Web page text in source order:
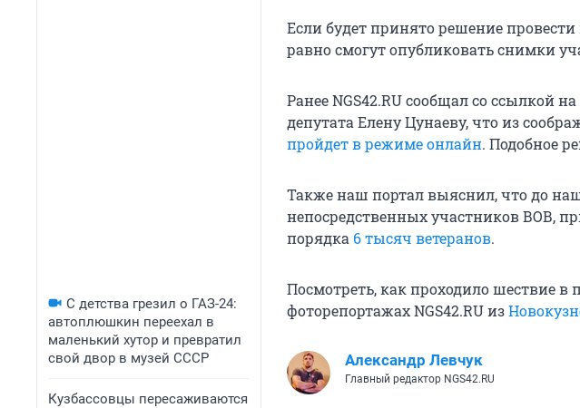
С детства грезил о ГАЗ-24:
автоплюшкин переехал в
маленький хутор и превратил
свой двор в музей СССР
Кузбассовцы пересаживаются
Если будет принято решение
равно смогут опубликовать снимки
Ранее NGS42.RU сообщал со ссылкой
депутата Елену Цунаеву, что из
пройдет в режиме онлайн. Подобное
Также наш портал выяснил, что до
непосредственных участников ВОВ,
порядка 6 тысяч ветеранов.
Посмотреть, как проходило шествие
фоторепортажах NGS42.RU из
Александр Левчук
Главный редактор NGS42.RU